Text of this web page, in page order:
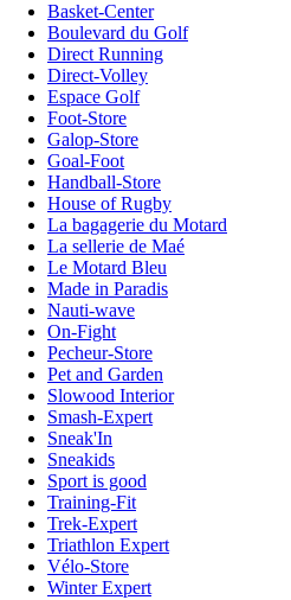
Basket-Center
Boulevard du Golf
Direct Running
Direct-Volley
Espace Golf
Foot-Store
Galop-Store
Goal-Foot
Handball-Store
House of Rugby
La bagagerie du Motard
La sellerie de Maé
Le Motard Bleu
Made in Paradis
Nauti-wave
On-Fight
Pecheur-Store
Pet and Garden
Slowood Interior
Smash-Expert
Sneak'In
Sneakids
Sport is good
Training-Fit
Trek-Expert
Triathlon Expert
Vélo-Store
Winter Expert